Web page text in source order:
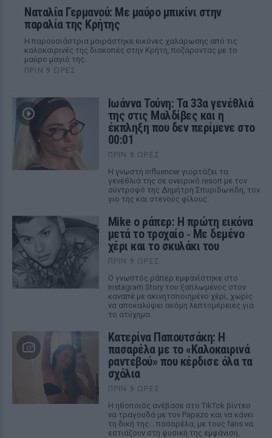
Ναταλία Γερμανού: Με μαύρο μπικίνι στην
παραλία της Κρήτης
Η παρουσιάστρια μοιράστηκε εικόνες χαλάρωσης από τις
καλοκαιρινές της διακοπές στην Κρήτη, ποζάροντας με το
μαύρο μαγιό της.
ΠΡΙΝ 9 ΏΡΕΣ
Ιωάννα Τούνη: Τα 33α γενέθλιά
της στις Μαλδίβες και η
έκπληξη που δεν περίμενε στο
00:01
ΠΡΙΝ 9 ΏΡΕΣ
Η γνωστή influencer γιορτάζει τα
γενέθλιά της σε ονειρικό resort με τον
σύντροφό της Δημήτρη Σπυριδωνίδη, τον
γιο της και στενούς φίλους.
Mike ο ράπερ: Η πρώτη εικόνα
μετά το τροχαίο ‑ Με δεμένο
χέρι και το σκυλάκι του
ΠΡΙΝ 9 ΏΡΕΣ
Ο γνωστός ράπερ εμφανίστηκε στο
Instagram Story του ξαπλωμένος στον
καναπέ με ακινητοποιημένο χέρι, χωρίς
να αποκαλύψει ακόμη λεπτομέρειες για
το ατύχημα.
Κατερίνα Παπουτσάκη: Η
πασαρέλα με το «Καλοκαιρινά
ραντεβού» που κέρδισε όλα τα
σχόλια
ΠΡΙΝ 9 ΏΡΕΣ
Η ηθοποιός ανέβασε στο TikTok βίντεο
να τραγουδά με τον Papazo και να κάνει
τη δική της... πασαρέλα, με τους fans να
εστιάζουν στη φυσική της εμφάνιση.